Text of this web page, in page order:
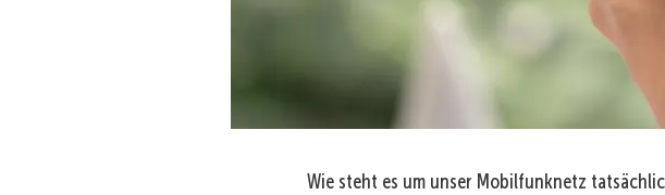
Wie steht es um unser Mobilfunknetz